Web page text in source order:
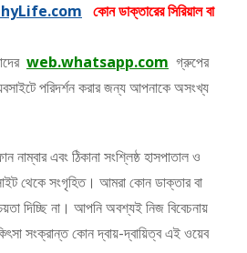
কোন ডাক্তারের সিরিয়াল বা
web.whatsapp.com গ্রুপের
পরিদর্শন করার জন্য আপনাকে অসংখ্য
এবং ঠিকানা সংশ্লিষ্ঠ হাসপাতাল ও
থেকে সংগৃহিত। আমরা কোন ডাক্তার বা
দিচ্ছি না। আপনি অবশ্যই নিজ বিবেচনায়
সংক্রান্ত কোন দ্বায়-দ্বায়িত্ব এই ওয়েব